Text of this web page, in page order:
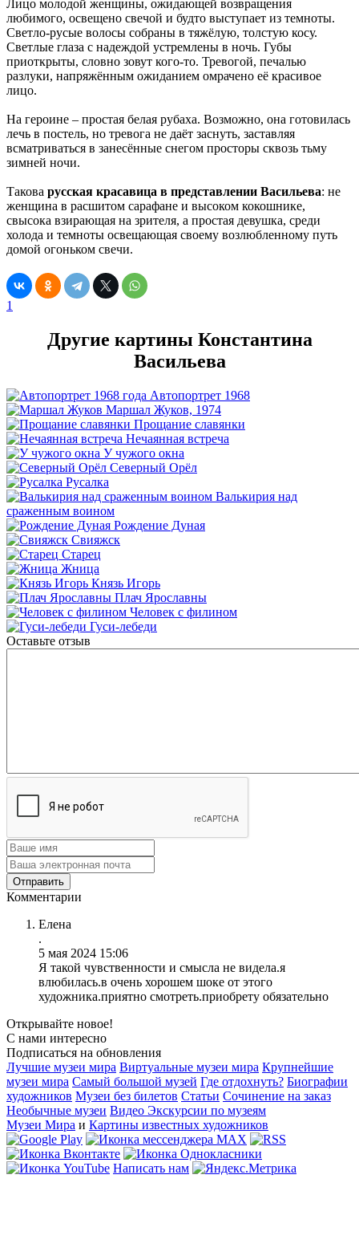
Лицо молодой женщины, ожидающей возвращения
любимого, освещено свечой и будто выступает из темноты.
Светло-русые волосы собраны в тяжёлую, толстую косу.
Светлые глаза с надеждой устремлены в ночь. Губы
приоткрыты, словно зовут кого-то. Тревогой, печалью
разлуки, напряжённым ожиданием омрачено её красивое
лицо.
На героине – простая белая рубаха. Возможно, она готовилась
лечь в постель, но тревога не даёт заснуть, заставляя
всматриваться в занесённые снегом просторы сквозь тьму
зимней ночи.
Такова русская красавица в представлении Васильева: не
женщина в расшитом сарафане и высоком кокошнике,
свысока взирающая на зрителя, а простая девушка, среди
холода и темноты освещающая своему возлюбленному путь
домой огоньком свечи.
1
Другие картины Константина
Васильева
Автопортрет 1968
Маршал Жуков, 1974
Прощание славянки
Нечаянная встреча
У чужого окна
Северный Орёл
Русалка
Валькирия над
сраженным воином
Рождение Дуная
Свияжск
Старец
Жница
Князь Игорь
Плач Ярославны
Человек с филином
Гуси-лебеди
Оставьте отзыв
Комментарии
Елена
.
5 мая 2024 15:06
Я такой чувственности и смысла не видела.я
влюбилась.в очень хорошем шоке от этого
художника.приятно смотреть.приобрету обязательно
Открывайте новое!
С нами интересно
Подписаться на обновления
Лучшие музеи мира Виртуальные музеи мира Крупнейшие
музеи мира Самый большой музей Где отдохнуть? Биографии
художников Музеи без билетов Статьи Сочинение на заказ
Необычные музеи Видео Экскурсии по музеям
Музеи Мира и Картины известных художников
Написать нам